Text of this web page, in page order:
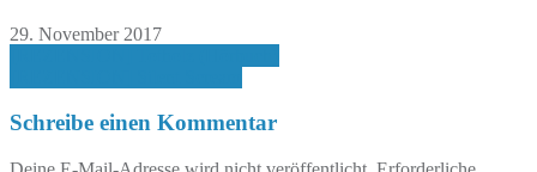
29. November 2017
Schreibe einen Kommentar